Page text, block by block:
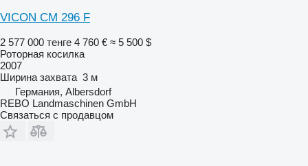
VICON CM 296 F
2 577 000 тенге 4 760 € ≈ 5 500 $
Роторная косилка
2007
Ширина захвата 3 м
Германия, Albersdorf
REBO Landmaschinen GmbH
Связаться с продавцом